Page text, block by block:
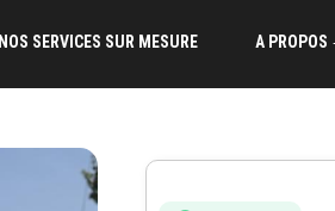
NOS SERVICES SUR MESURE A PROPOS